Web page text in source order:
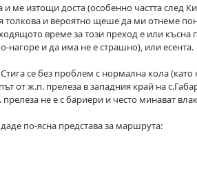
ме изтощи доста (особенно частта след
толкова и вероятно щеше да ми отнеме
време за този преход е или късна
нагоре и да има не е страшно), или есента.
се без проблем с нормална кола
от ж.п. прелеза в западния край на
не е с бариери и често минават
по-ясна представа за маршрута: